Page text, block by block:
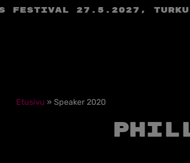
Festival 27.5.2027,
Etusivu »Speaker 2020